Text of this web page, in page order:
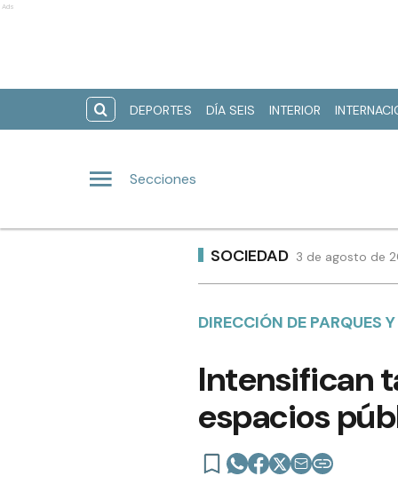
Ads
DEPORTES DÍA SEIS INTERIOR
Secciones
SOCIEDAD 3 de agosto de
DIRECCIÓN DE PARQUES
Intensifican
espacios